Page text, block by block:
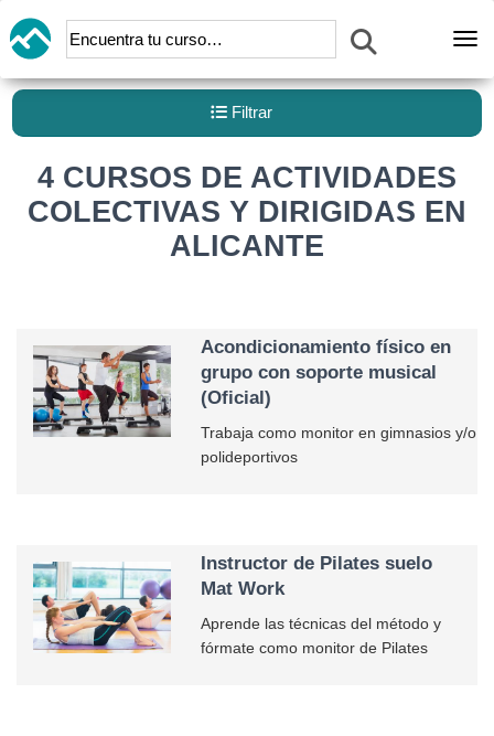
4 CURSOS DE ACTIVIDADES
COLECTIVAS Y DIRIGIDAS EN
ALICANTE
Filtrar
Acondicionamiento físico en
grupo con soporte musical
(Oficial)
Trabaja como monitor en gimnasios y/o
polideportivos
Instructor de Pilates suelo
Mat Work
Aprende las técnicas del método y
fórmate como monitor de Pilates